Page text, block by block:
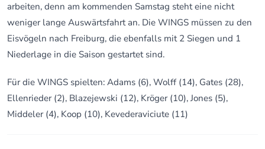
arbeiten, denn am kommenden Samstag steht eine nicht
weniger lange Auswärtsfahrt an. Die WINGS müssen zu den
Eisvögeln nach Freiburg, die ebenfalls mit 2 Siegen und 1
Niederlage in die Saison gestartet sind.
Für die WINGS spielten: Adams (6), Wolff (14), Gates (28),
Ellenrieder (2), Blazejewski (12), Kröger (10), Jones (5),
Middeler (4), Koop (10), Kevederaviciute (11)